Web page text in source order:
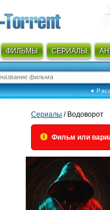
ФИЛЬМЫ СЕРИАЛЫ
●
Сериалы / Водоворот
Фильм или